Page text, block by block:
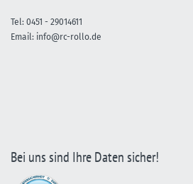
Tel: 0451 - 29014611
Email: info@rc-rollo.de
Bei uns sind Ihre Daten sicher!